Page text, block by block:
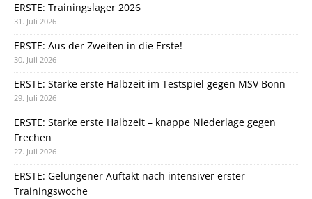
ERSTE: Trainingslager 2026
31. Juli 2026
ERSTE: Aus der Zweiten in die Erste!
30. Juli 2026
ERSTE: Starke erste Halbzeit im Testspiel gegen MSV Bonn
29. Juli 2026
ERSTE: Starke erste Halbzeit – knappe Niederlage gegen
Frechen
27. Juli 2026
ERSTE: Gelungener Auftakt nach intensiver erster
Trainingswoche